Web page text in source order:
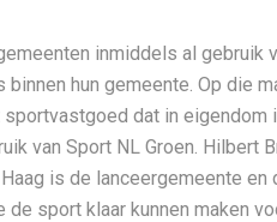
inmiddels al gebruik
hun gemeente. Op die
dat in eigendom
van Sport NL Groen. Hilbert
is de lanceergemeente en
sport klaar kunnen maken